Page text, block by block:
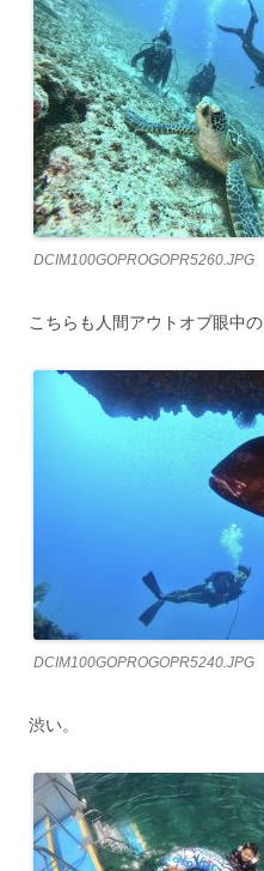
DCIM100GOPROGOPR5260.JPG
こちらも人間アウトオブ眼中
DCIM100GOPROGOPR5240.JPG
渋い。